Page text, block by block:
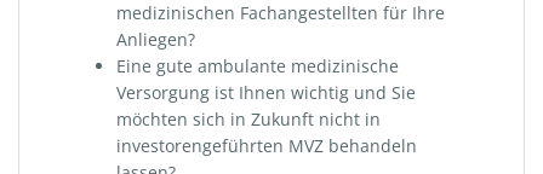
medizinischen Fachangestellten für Ihre
Anliegen?
Eine gute ambulante medizinische
Versorgung ist Ihnen wichtig und Sie
möchten sich in Zukunft nicht in
investorengeführten MVZ behandeln